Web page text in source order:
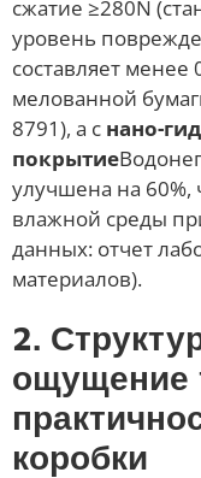
сжатие ≥280N
уровень
составляет менее
мелованной
8791), а с нано-
покрытие
улучшена на 60%,
влажной среды
данных: отчет
материалов).
2.
ощущение
коробки